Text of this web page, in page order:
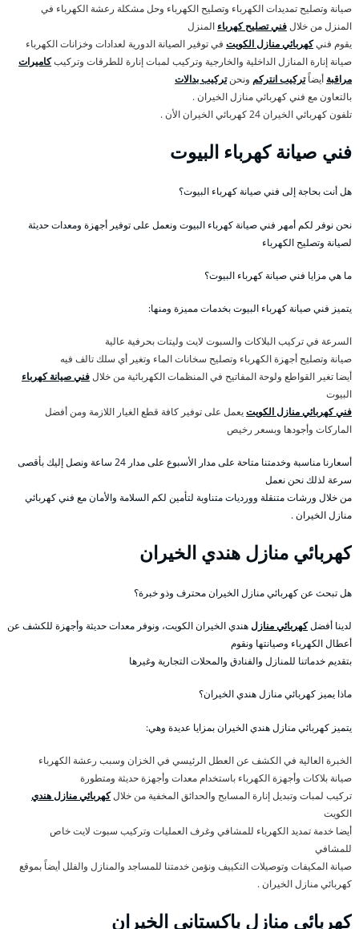
صيانة وتصليح تمديدات الكهرباء وتصليح الكهرباء وحل مشكلة رعشة الكهرباء في
المنزل من خلالفني تصليح كهرباء المنزل
يقوم فنيكهربائي منازل الكويت في توفير الصيانة الدورية لعدادات وخزانات الكهرباء
صيانة إنارة المنازل الداخلية والخارجية وتركيب لمبات إنارة للطرقات وتركيبكاميرات
مراقبة أيضاًتركيب انتركم ونحنتركيب بدالات
بالتعاون مع فني كهربائي منازل الخيران .
تلفون كهربائي الخيران 24 كهربائي الخيران الأن .
فني صيانة كهرباء البيوت
هل أنت بحاجة إلى فني صيانة كهرباء البيوت؟
نحن نوفر لكم أمهر فني صيانة كهرباء البيوت ونعمل على توفير أجهزة ومعدات حديثة
لصيانة وتصليح الكهرباء
ما هي مزايا فني صيانة كهرباء البيوت؟
يتميز فني صيانة كهرباء البيوت بخدمات مميزة ومنها:
السرعة في تركيب البلاكات والسبوت لايت وليتات بحرفية عالية
صيانة وتصليح أجهزة الكهرباء وتصليح سخانات الماء وتغير أي سلك تالف فيه
أيضا تغير القواطع ولوحة المفاتيح في المنظمات الكهربائية من خلالفني صيانة كهرباء
البيوت
فني كهربائي منازل الكويتيعمل على توفير كافة قطع الغيار اللازمة ومن أفضل
الماركات وأجودها وبسعر رخيص
أسعارنا مناسبة وخدمتنا متاحة على مدار الأسبوع على مدار 24 ساعة ونصل إليك بأقصى
سرعة لذلك نحن نعمل
من خلال ورشات متنقلة وورديات متناوبة لتأمين لكم السلامة والأمان مع فني كهربائي
منازل الخيران .
كهربائي منازل هندي الخيران
هل تبحث عن كهربائي منازل الخيران محترف وذو خبرة؟
لدينا أفضلكهربائي منازلهندي الخيران الكويت، ونوفر معدات حديثة وأجهزة للكشف عن
أعطال الكهرباء وصيانتها ونقوم
بتقديم خدماتنا للمنازل والفنادق والمحلات التجارية وغيرها
ماذا يميز كهربائي منازل هندي الخيران؟
يتميز كهربائي منازل هندي الخيران بمزايا عديدة وهي:
الخبرة العالية في الكشف عن العطل الرئيسي في الخزان وسبب رعشة الكهرباء
صيانة بلاكات وأجهزة الكهرباء باستخدام معدات وأجهزة حديثة ومتطورة
تركيب لمبات وتبديل إنارة المسابح والحدائق المخفية من خلالكهربائي منازل هندي
الكويت
أيضا خدمة تمديد الكهرباء للمشافي وغرف العمليات وتركيب سبوت لايت خاص
للمشافي
صيانة المكيفات وتوصيلات التكييف ونؤمن خدمتنا للمساجد والمنازل والفلل أيضاً بموقع
كهربائي منازل الخيران .
كهربائي منازل باكستاني الخيران